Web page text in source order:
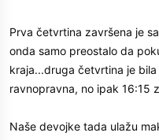
Prva četvrtina završena je
onda samo preostalo da
kraja...druga četvrtina je
ravnopravna, no ipak 16:15
Naše devojke tada ulažu